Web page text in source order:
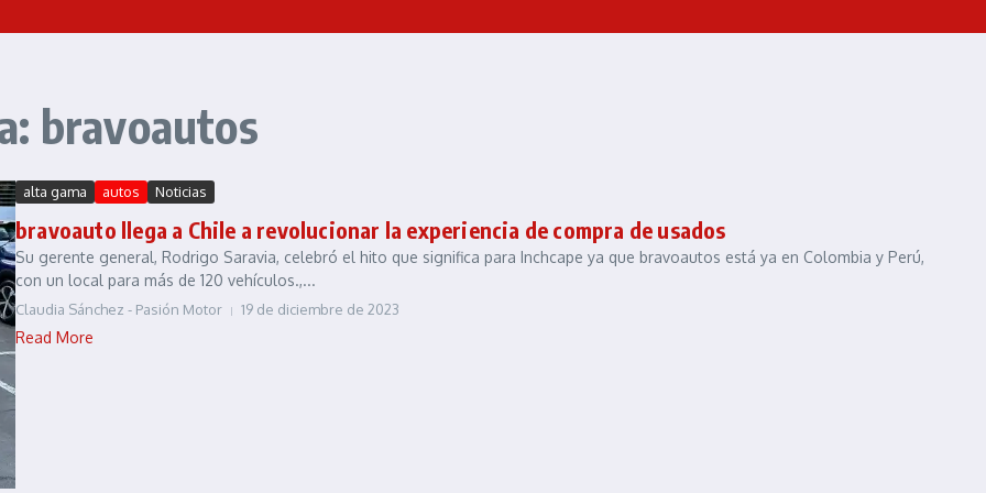
bravoautos
alta gama autos Noticias
bravoauto llega a Chile a revolucionar la experiencia de compra de usados
Su gerente general, Rodrigo Saravia, celebró el hito que significa para Inchcape ya que bravoautos está ya en Colombia y Perú,
con un local para más de 120 vehículos.,...
Claudia Sánchez - Pasión Motor 19 de diciembre de 2023
Read More